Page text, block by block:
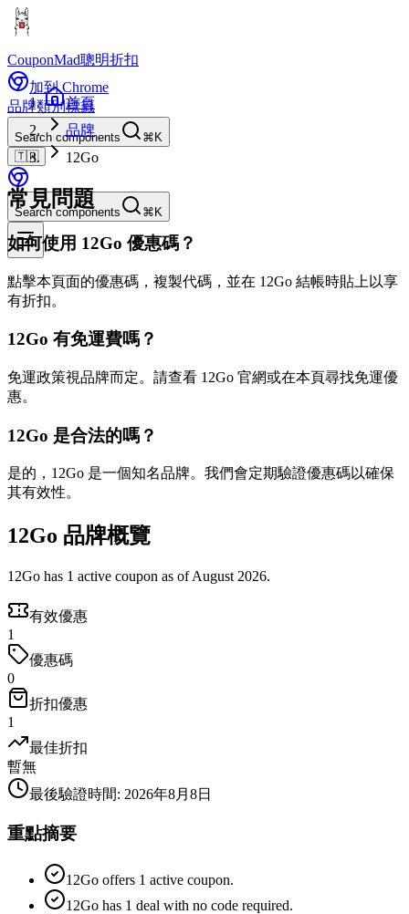
CouponMad聰明折扣
加到 Chrome
品牌類別標籤
Search components
⌘K
🇹🇼
Search components ⌘K
首頁
品牌
12Go
常見問題
如何使用 12Go 優惠碼？
點擊本頁面的優惠碼，複製代碼，並在 12Go 結帳時貼上以享
有折扣。
12Go 有免運費嗎？
免運政策視品牌而定。請查看 12Go 官網或在本頁尋找免運優
惠。
12Go 是合法的嗎？
是的，12Go 是一個知名品牌。我們會定期驗證優惠碼以確保
其有效性。
12Go 品牌概覽
12Go has 1 active coupon as of August 2026.
有效優惠
1
優惠碼
0
折扣優惠
1
最佳折扣
暫無
最後驗證時間: 2026年8月8日
重點摘要
12Go offers 1 active coupon.
12Go has 1 deal with no code required.